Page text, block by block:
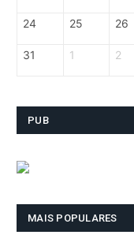
24 25 26
31 1 2
PUB
MAIS POPULARES